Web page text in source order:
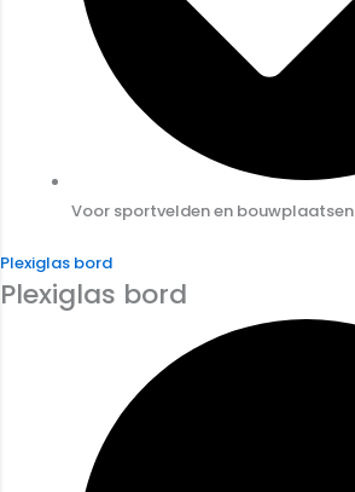
Voor sportvelden en bouwplaatsen
Plexiglas bord
Plexiglas bord